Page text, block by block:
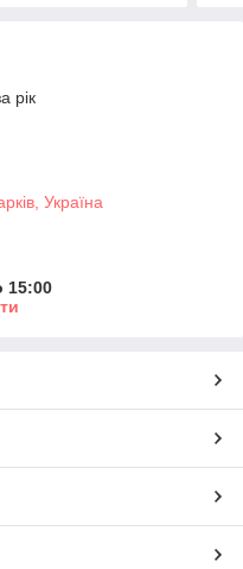
рік
Україна
15:00